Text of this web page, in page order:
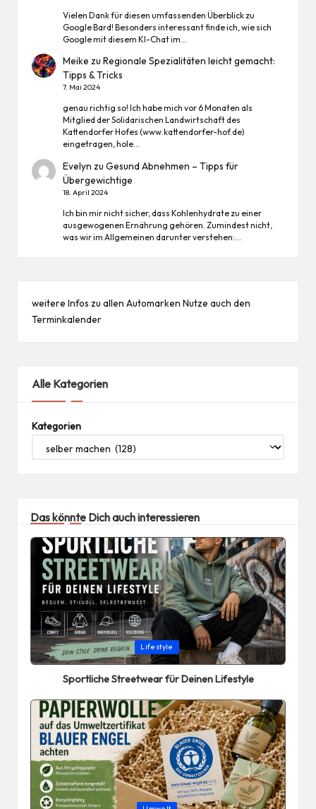
Vielen Dank für diesen umfassenden Überblick zu
Google Bard! Besonders interessant finde ich, wie sich
Google mit diesem KI-Chat im…
Meike zuRegionale Spezialitäten leicht gemacht:
Tipps & Tricks
7. Mai 2024
genau richtig so! Ich habe mich vor 6 Monaten als
Mitglied der Solidarischen Landwirtschaft des
Kattendorfer Hofes (www.kattendorfer-hof.de)
eingetragen, hole…
Evelyn zuGesund Abnehmen – Tipps für
Übergewichtige
18. April 2024
Ich bin mir nicht sicher, dass Kohlenhydrate zu einer
ausgewogenen Ernährung gehören. Zumindest nicht,
was wir im Allgemeinen darunter verstehen:…
weitere Infos zu allen Automarken Nutze auch den
Terminkalender
Alle Kategorien
Kategorien
Das könnte Dich auch interessieren
Posted
in
Lifestyle
Sportliche Streetwear für Deinen Lifestyle